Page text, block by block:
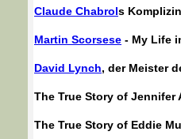
Claude Chabrols
Martin Scorsese - My Life
David Lynch, der Meister
The True Story of Jennifer
The True Story of Eddie